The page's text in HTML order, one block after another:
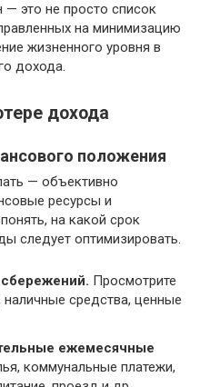
это не просто список
на минимизацию
жизненного уровня в
дохода.
дохода
положения
— объективно
ресурсы и
на какой срок
следует оптимизировать.
Просмотрите
наличные средства, ценные
ежемесячные
коммунальные платежи,